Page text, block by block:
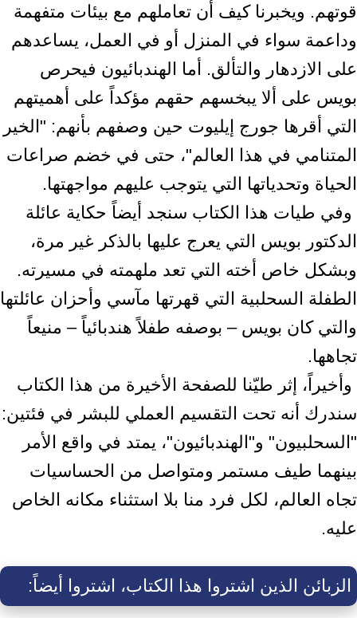
قوتهم. ‏ويخبرنا كيف أن تعاملهم مع بيئات متفهمة
وداعمة سواء في المنزل أو في العمل، يساعدهم
على ‏الازدهار والتألق. أما الهندبائيون فيحرص
بويس على ألا يبخسهم حقهم مؤكداً على أهميتهم
التي أقرها ‏جورج إيليوت حين وصفهم بأنهم: "الخير
المتنامي في هذا العالم"، حتى في خضم صراعات
الحياة ‏وتحدياتها التي يتوجب عليهم مواجهتها.‏ ‎
‎ وفي طيات هذا الكتاب سنجد أيضاً حكاية عائلة
الدكتور بويس التي يعرج عليها بالذكر غير مرة،
‏وبشكل خاص أخته التي تعد ملهمته في مسيرته.
الطفلة السحلبية التي قهرتها مآسي وأحزان عائلتها
‏والتي كان بويس – بوصفه طفلاً هندبائياً – منيعاً
تجاهها.‏ ‎
‎ وأخيراً، إثر طيّنا للصفحة الأخيرة من هذا الكتاب
سندرك أنه تحت التقسيم العملي للبشر في فئتين:
‏‏"السحلبيون" و"الهندبائيون"، يمتد في واقع الأمر
بينهما طيف مستمر ومتواصل من الحساسيات
تجاه ‏العالم، لكل فرد منا بلا استثناء مكانه الخاص
عليه.‏
الزبائن الذين اشتروا هذا الكتاب، اشتروا أيضاً: